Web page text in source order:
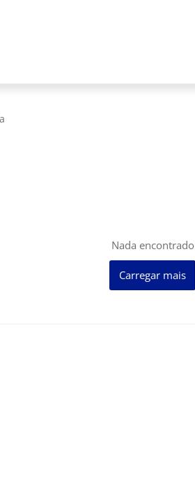
Nada encontrado
Carregar mais